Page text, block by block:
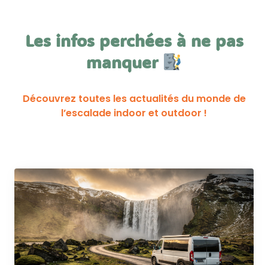
Les infos perchées à ne pas
manquer
Découvrez toutes les actualités du monde de
l’escalade indoor et outdoor !